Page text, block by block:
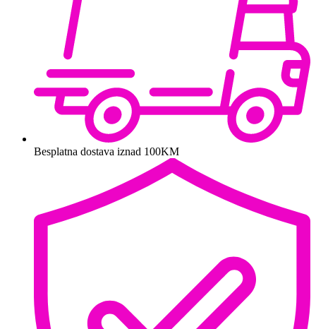
Besplatna dostava iznad 100KM